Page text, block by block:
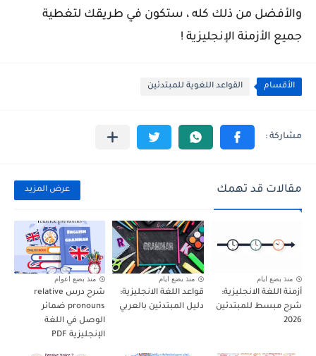
والأفضل من ذلك كله ، ستكون في طريقك لتغطية
جميع الأزمنة الإنجليزية !
الأقسام القواعد اللغوية للمبتدئين
مقالات قد تهمك عرض المزيد
منذ بضع ايام
أزمنة اللغة الانجليزية:
شرح مبسط للمبتدئين
2026
منذ بضع ايام
قواعد اللغة الانجليزية:
دليل المبتدئين بالعربي
منذ بضع اعوام
شرح درس relative
pronouns ضمائر
الوصل في اللغة
الإنجليزية PDF